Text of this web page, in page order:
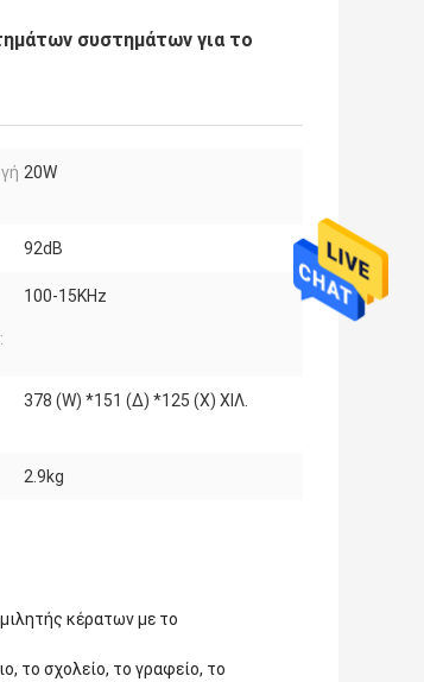
συστημάτων για το
20W
92dB
100-15KHz
378 (W) *151 (Δ) *125 (Χ) ΧΙΛ.
2.9kg
κέρατων με το
το σχολείο, το γραφείο, το